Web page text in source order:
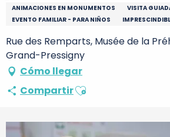
ANIMACIONES EN MONUMENTOS
VISITA
EVENTO FAMILIAR - PARA NIÑOS
Rue des Remparts, Musée de la
Grand-Pressigny
Cómo llegar
CompartirAjouter aux favoris